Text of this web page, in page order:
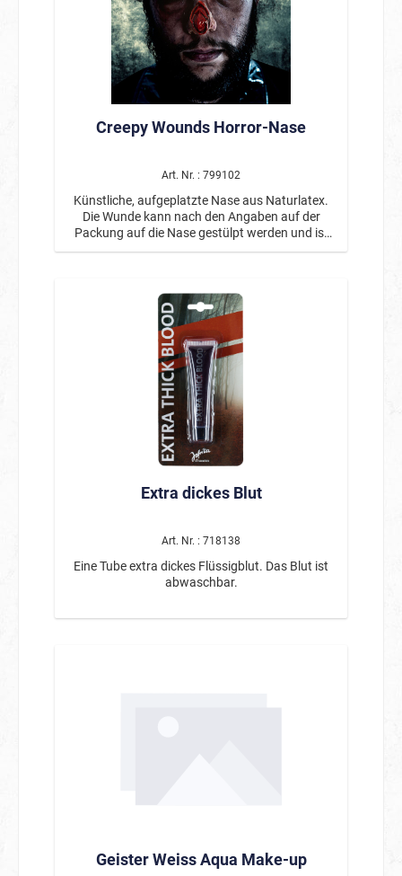
Creepy Wounds Horror-Nase
Art. Nr. : 799102
Künstliche, aufgeplatzte Nase aus Naturlatex.
Die Wunde kann nach den Angaben auf der
Packung auf die Nase gestülpt werden und ist
wiederverwendbar. Inklusive eines Hautklebers.
Extra dickes Blut
Art. Nr. : 718138
Eine Tube extra dickes Flüssigblut. Das Blut ist
abwaschbar.
Geister Weiss Aqua Make-up